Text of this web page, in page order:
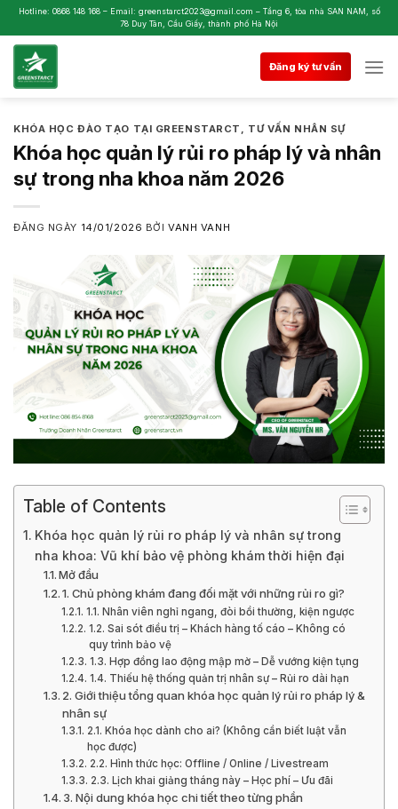
Skip
to
content
Hotline: 0868 148 168 – Email: greenstarct2023@gmail.com – Tầng 6, tòa nhà SAN NAM, số
78 Duy Tân, Cầu Giấy, thành phố Hà Nội
Đăng ký tư vấn
KHÓA HỌC ĐÀO TẠO TẠI GREENSTARCT , TƯ VẤN NHÂN SỰ
Khóa học quản lý rủi ro pháp lý và nhân
sự trong nha khoa năm 2026
ĐĂNG NGÀY 14/01/2026 BỞIVANH VANH
Table of Contents
Khóa học quản lý rủi ro pháp lý và nhân sự trong
nha khoa: Vũ khí bảo vệ phòng khám thời hiện đại
Mở đầu
1. Chủ phòng khám đang đối mặt với những rủi ro gì?
1.1. Nhân viên nghỉ ngang, đòi bồi thường, kiện ngược
1.2. Sai sót điều trị – Khách hàng tố cáo – Không có
quy trình bảo vệ
1.3. Hợp đồng lao động mập mờ – Dễ vướng kiện tụng
1.4. Thiếu hệ thống quản trị nhân sự – Rủi ro dài hạn
2. Giới thiệu tổng quan khóa học quản lý rủi ro pháp lý &
nhân sự
2.1. Khóa học dành cho ai? (Không cần biết luật vẫn
học được)
2.2. Hình thức học: Offline / Online / Livestream
2.3. Lịch khai giảng tháng này – Học phí – Ưu đãi
3. Nội dung khóa học chi tiết theo từng phần